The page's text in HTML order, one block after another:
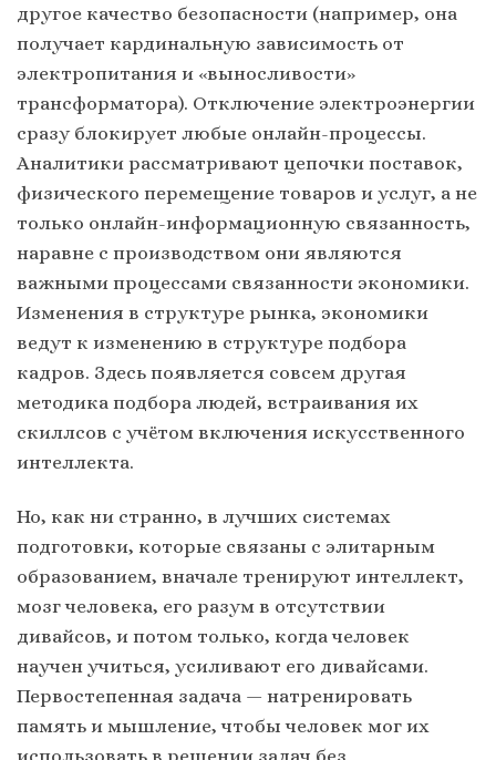
другое качество безопасности (например, она
получает кардинальную зависимость от
электропитания и «выносливости»
трансформатора). Отключение электроэнергии
сразу блокирует любые онлайн-процессы.
Аналитики рассматривают цепочки поставок,
физического перемещение товаров и услуг, а не
только онлайн-информационную связанность,
наравне с производством они являются
важными процессами связанности экономики.
Изменения в структуре рынка, экономики
ведут к изменению в структуре подбора
кадров. Здесь появляется совсем другая
методика подбора людей, встраивания их
скиллсов с учётом включения искусственного
интеллекта.
Но, как ни странно, в лучших системах
подготовки, которые связаны с элитарным
образованием, вначале тренируют интеллект,
мозг человека, его разум в отсутствии
дивайсов, и потом только, когда человек
научен учиться, усиливают его дивайсами.
Первостепенная задача — натренировать
память и мышление, чтобы человек мог их
использовать в решении задач без